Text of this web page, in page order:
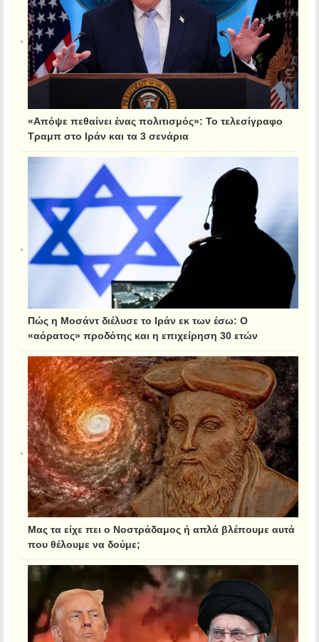
«Απόψε πεθαίνει ένας πολιτισμός»: Το τελεσίγραφο
Τραμπ στο Ιράν και τα 3 σενάρια
Πώς η Μοσάντ διέλυσε το Ιράν εκ των έσω: Ο
«αόρατος» προδότης και η επιχείρηση 30 ετών
Μας τα είχε πει ο Νοστράδαμος ή απλά βλέπουμε αυτά
που θέλουμε να δούμε;